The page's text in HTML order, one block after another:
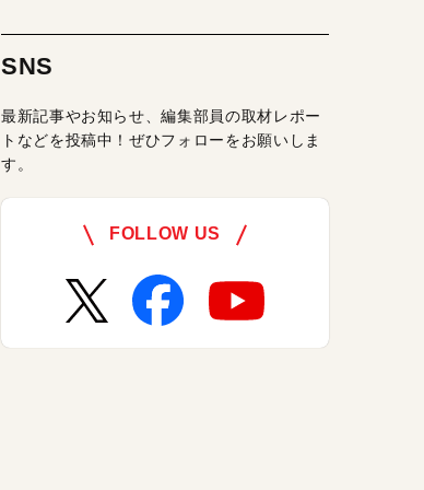
SNS
最新記事やお知らせ、編集部員の取材レポー
トなどを投稿中！ぜひフォローをお願いしま
す。
FOLLOW US